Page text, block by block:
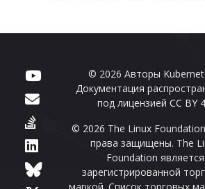
© 2026 Авторы
Документация
под лицензиейCC BY
© 2026 The Linux
права защищены. The
Foundation является
зарегистрированной